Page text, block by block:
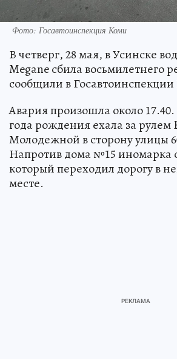
Фото: Госавтоинспекция Коми
В четверг, 28 мая, в Усинске
Megane сбила восьмилетнего
сообщили в
Авария произошла около
года рождения ехала за рулем
Молодежной в сторону улицы
Напротив дома №15 иномарка
который переходил дорогу в
месте.